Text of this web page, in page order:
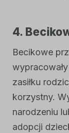
4.
Becikowe
zasiłku
korzystny.
narodzeniu
adopcji